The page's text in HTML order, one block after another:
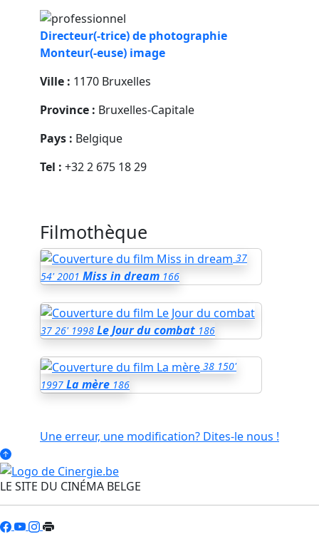
Directeur(-trice) de photographie
Monteur(-euse) image
Ville : 1170 Bruxelles
Province : Bruxelles-Capitale
Pays : Belgique
Tel : +32 2 675 18 29
Filmothèque
37
54' 2001 Miss in dream 166
37 26' 1998 Le Jour du combat 186
38 150'
1997 La mère 186
Une erreur, une modification? Dites-le nous !
LE SITE DU CINÉMA BELGE